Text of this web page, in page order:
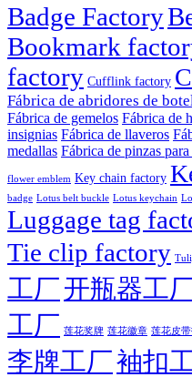
Badge Factory
Bookmark
factory Cufflink factory
Fábrica de abridores de
Fábrica de gemelos Fábrica de
insignias Fábrica de llaveros
medallas Fábrica de pinzas para
flower emblem Key chain factory
badge Lotus belt buckle Lotus keychain
Luggage tag
Tie clip factory
工厂开瓶器工
工厂 莲花奖牌 莲花徽章 莲花皮带
李牌工厂袖扣